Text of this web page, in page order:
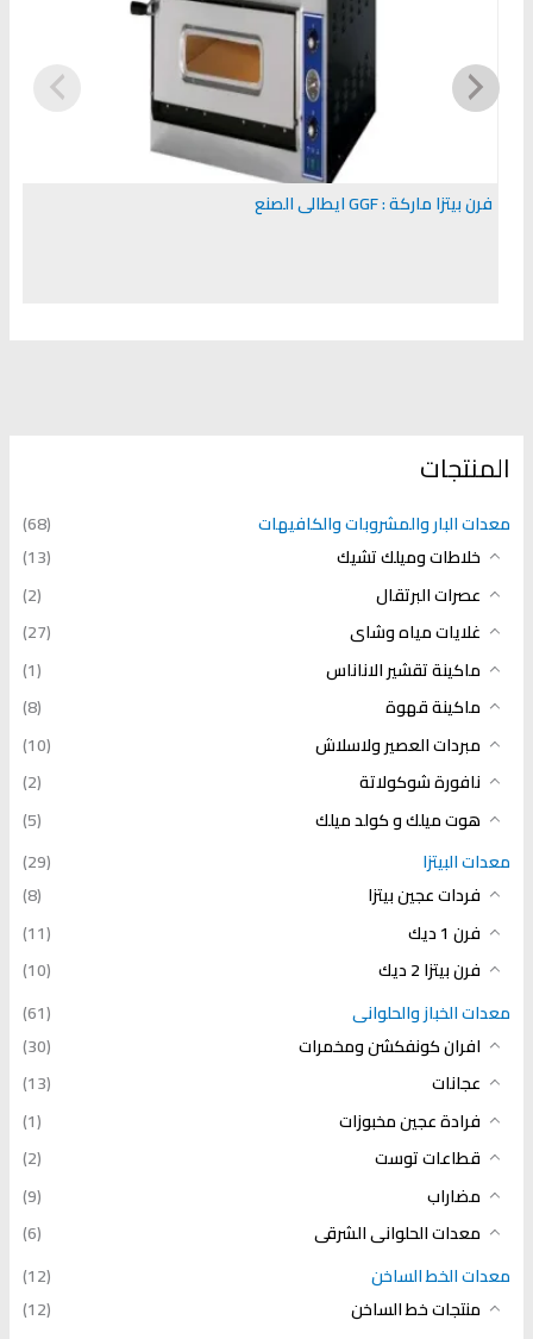
المنتجات
معدات البار والمشروبات والكافيهات
(68)
خلاطات وميلك تشيك
(13)
عصرات البرتقال
(2)
غلايات مياه وشاى
(27)
ماكينة تقشير الاناناس
(1)
ماكينة قهوة
(8)
مبردات العصير ولاسلاش
(10)
نافورة شوكولاتة
(2)
هوت ميلك و كولد ميلك
(5)
معدات البيتزا
(29)
فردات عجين بيتزا
(8)
فرن 1 ديك
(11)
فرن بيتزا 2 ديك
(10)
معدات الخباز والحلوانى
(61)
افران كونفكشن ومخمرات
(30)
عجانات
(13)
فرادة عجين مخبوزات
(1)
قطاعات توست
(2)
مضاراب
(9)
معدات الحلوانى الشرقى
(6)
معدات الخط الساخن
(12)
منتجات خط الساخن
(12)
فرن بيتزا ماركة : GGF ايطالى الصنع